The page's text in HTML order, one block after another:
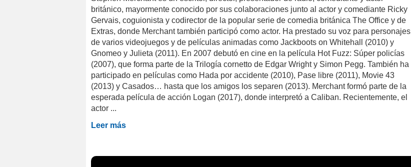
británico, mayormente conocido por sus colaboraciones junto al actor y comediante Ricky
Gervais, coguionista y codirector de la popular serie de comedia británica The Office y de
Extras, donde Merchant también participó como actor. Ha prestado su voz para personajes
de varios videojuegos y de películas animadas como Jackboots on Whitehall (2010) y
Gnomeo y Julieta (2011). En 2007 debutó en cine en la película Hot Fuzz: Súper policías
(2007), que forma parte de la Trilogía cornetto de Edgar Wright y Simon Pegg. También ha
participado en películas como Hada por accidente (2010), Pase libre (2011), Movie 43
(2013) y Casados… hasta que los amigos los separen (2013). Merchant formó parte de la
esperada película de acción Logan (2017), donde interpretó a Caliban. Recientemente, el
actor ...
Leer más